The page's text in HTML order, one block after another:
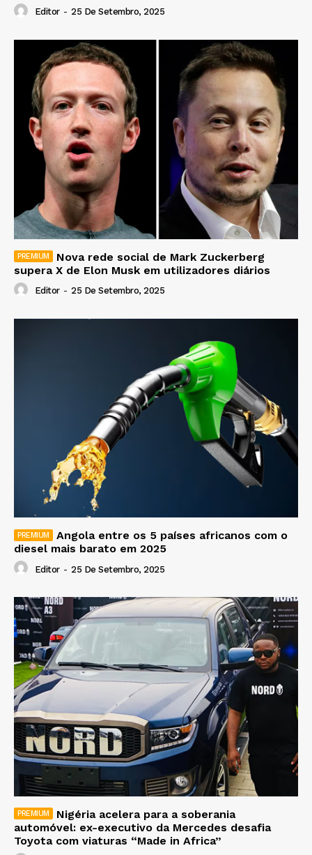
Editor - 25 De Setembro, 2025
Nova rede social de Mark Zuckerberg
supera X de Elon Musk em utilizadores diários
Editor - 25 De Setembro, 2025
Angola entre os 5 países africanos com o
diesel mais barato em 2025
Editor - 25 De Setembro, 2025
Nigéria acelera para a soberania
automóvel: ex-executivo da Mercedes desafia
Toyota com viaturas “Made in Africa”